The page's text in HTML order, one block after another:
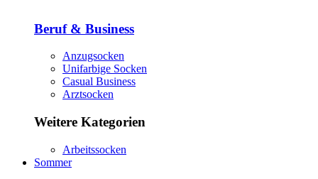
Beruf & Business
Anzugsocken
Unifarbige Socken
Casual Business
Arztsocken
Weitere Kategorien
Arbeitssocken
Sommer